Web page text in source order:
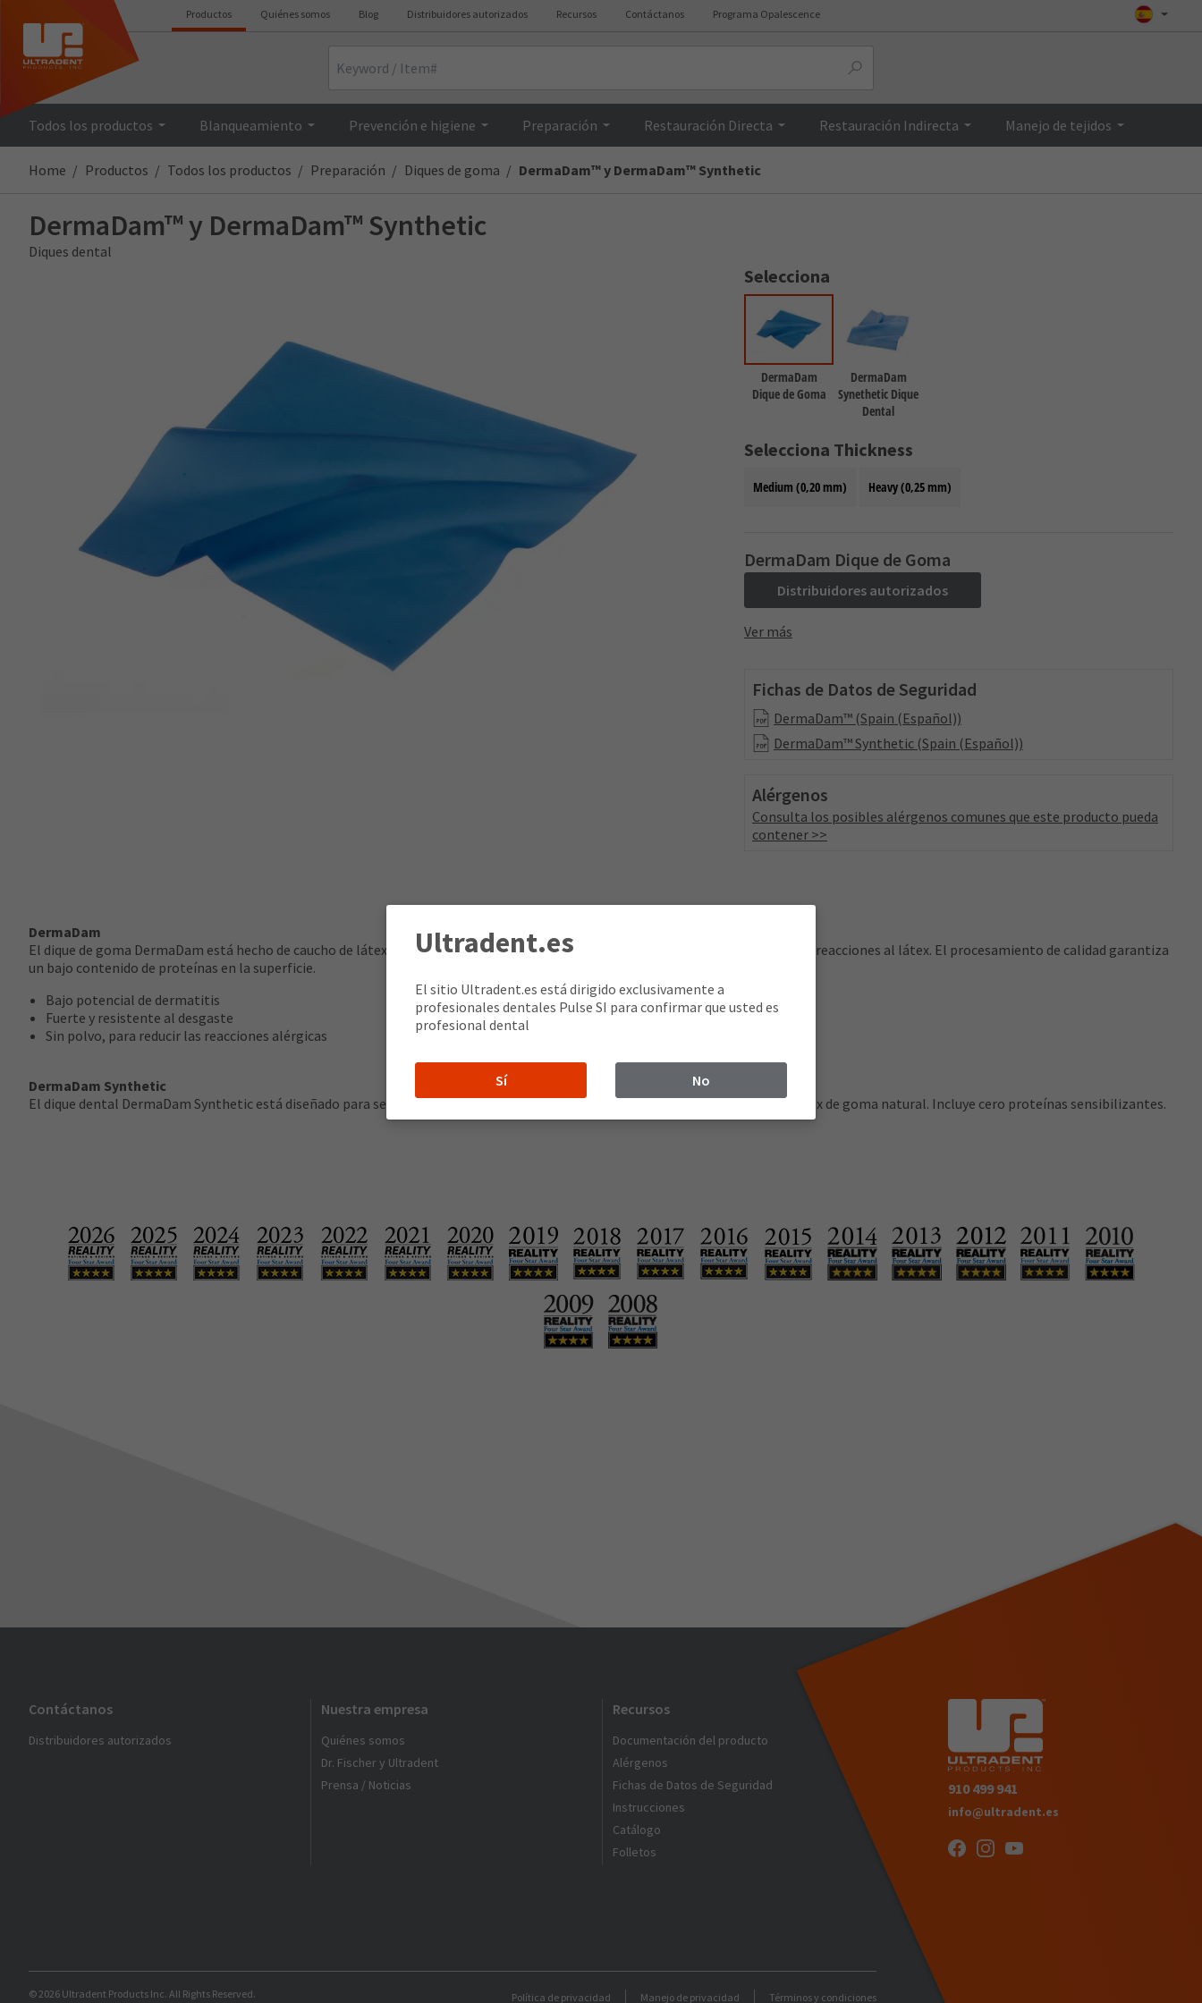
Productos Quiénes somos Blog Distribuidores autorizados Recursos Contáctanos Programa Opalescence
Todos los productos Blanqueamiento Prevención e higiene Preparación Restauración Directa Restauración Indirecta Manejo de tejidos
Home Productos Todos los productos Preparación Diques de goma DermaDam™ y DermaDam™ Synthetic
DermaDam™ y DermaDam™ Synthetic
Diques dental
Selecciona
DermaDam
Dique de Goma
DermaDam
Synethetic Dique
Dental
Selecciona Thickness
Medium (0,20 mm) Heavy (0,25 mm)
DermaDam Dique de Goma
Distribuidores autorizados
Ver más
Fichas de Datos de Seguridad
DermaDam™ (Spain (Español))
DermaDam™ Synthetic (Spain (Español))
Alérgenos
Consulta los posibles alérgenos comunes que este producto pueda
contener >>
DermaDam
El dique de goma DermaDam está hecho de caucho de látex puro y no tiene polvo, lo que reduce la posibilidad de que se produzcan reacciones al látex. El procesamiento de calidad garantiza
un bajo contenido de proteínas en la superficie.
Bajo potencial de dermatitis
Fuerte y resistente al desgaste
Sin polvo, para reducir las reacciones alérgicas
DermaDam Synthetic
El dique dental DermaDam Synthetic está diseñado para ser tan flexible y duradero como los diques que están compuestos de látex de goma natural. Incluye cero proteínas sensibilizantes.
Contáctanos
Distribuidores autorizados
Nuestra empresa
Quiénes somos
Dr. Fischer y Ultradent
Prensa / Noticias
Recursos
Documentación del producto
Alérgenos
Fichas de Datos de Seguridad
Instrucciones
Catálogo
Folletos
© 2026 Ultradent Products Inc. All Rights Reserved. Política de privacidad Manejo de privacidad Términos y condiciones
910 499 941
info@ultradent.es
Ultradent.es
El sitio Ultradent.es está dirigido exclusivamente a
profesionales dentales Pulse SI para confirmar que usted es
profesional dental
Sí No